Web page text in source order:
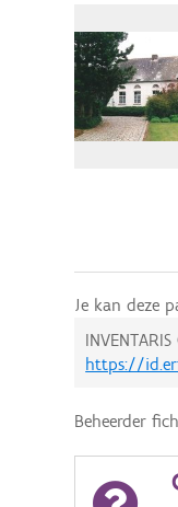
Je kan deze
https://
Beheerder